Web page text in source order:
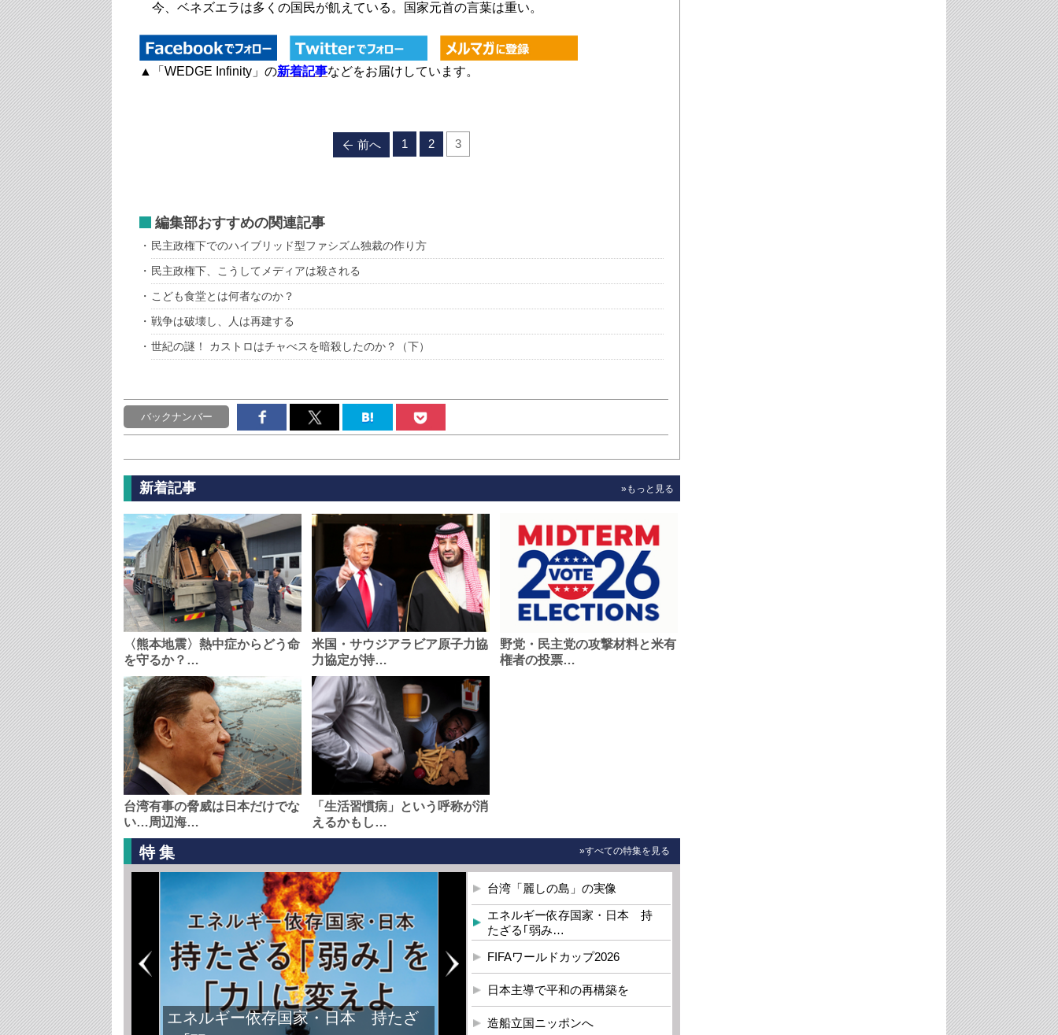
今、ベネズエラは多くの国民が飢えている。国家元首の言葉は重い。
▲「WEDGE Infinity」の新着記事などをお届けしています。
前へ 1 2 3
編集部おすすめの関連記事
民主政権下でのハイブリッド型ファシズム独裁の作り方
民主政権下、こうしてメディアは殺される
こども食堂とは何者なのか？
戦争は破壊し、人は再建する
世紀の謎！ カストロはチャべスを暗殺したのか？（下）
バックナンバー
新着記事 »もっと見る
〈熊本地震〉熱中症からどう命
を守るか？…
米国・サウジアラビア原子力協
力協定が持…
野党・民主党の攻撃材料と米有
権者の投票…
台湾有事の脅威は日本だけでな
い…周辺海…
「生活習慣病」という呼称が消
えるかもし…
特集 »すべての特集を見る
エネルギー依存国家・日本 持たざ
台湾「麗しの島」の実像
エネルギー依存国家・日本 持
たざる｢弱み…
FIFAワールドカップ2026
日本主導で平和の再構築を
造船立国ニッポンへ